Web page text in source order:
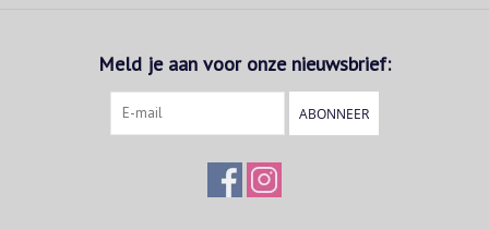
Meld je aan voor onze nieuwsbrief:
ABONNEER